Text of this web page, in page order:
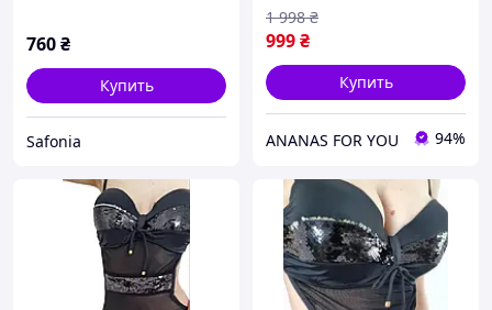
760₴
Купить
Safonia
999₴
1 998 ₴
Купить
ANANAS FOR YOU 94%